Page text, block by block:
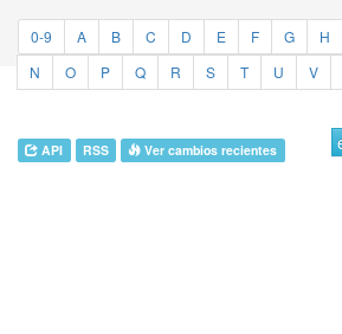
0-9 A B C D E F G H
N
O P Q R S T U V
API RSS Ver cambios recientes